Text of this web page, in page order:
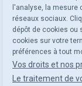
l'analyse, la mesure
réseaux sociaux.
dépôt de cookies ou
cookies sur votre
préférences à tout
Vos droits et nos
Le traitement de